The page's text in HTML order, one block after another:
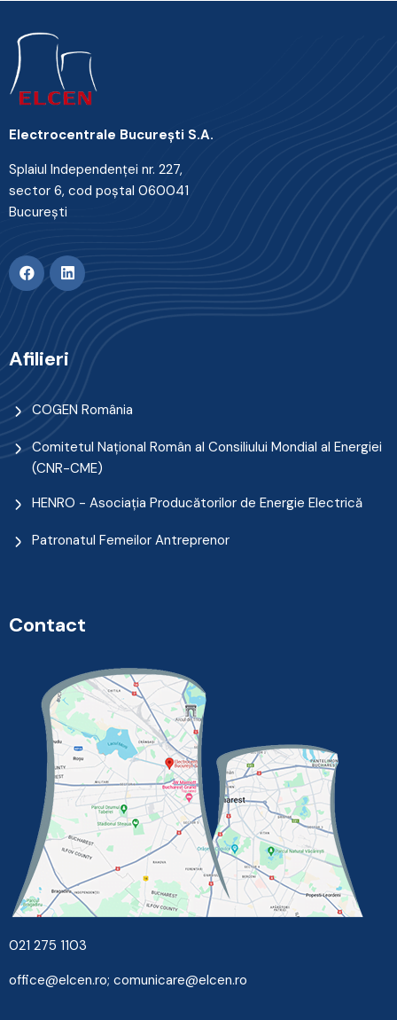
Electrocentrale Bucureşti S.A.
Splaiul Independenţei nr. 227,
sector 6, cod poştal 060041
Bucureşti
Afilieri
COGEN România
Comitetul Naţional Român al Consiliului Mondial al Energiei
(CNR-CME)
HENRO - Asociația Producătorilor de Energie Electrică
Patronatul Femeilor Antreprenor
Contact
021 275 1103
office@elcen.ro; comunicare@elcen.ro